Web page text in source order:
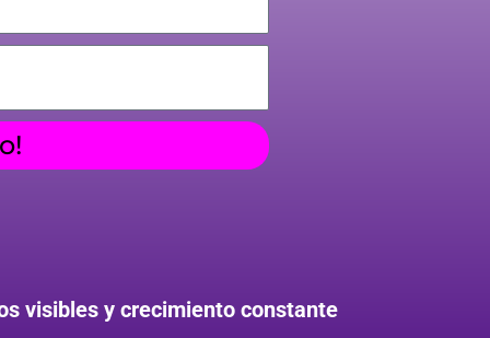
visibles y crecimiento constante